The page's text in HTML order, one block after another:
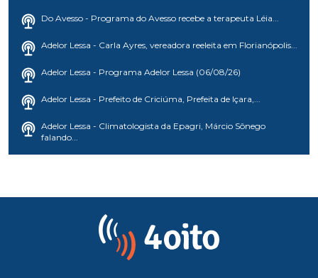
Do Avesso - Programa do Avesso recebe a terapeuta Léia...
Adelor Lessa - Carla Ayres, vereadora reeleita em Florianópolis...
Adelor Lessa - Programa Adelor Lessa (06/08/26)
Adelor Lessa - Prefeito de Criciúma, Prefeita de Içara,...
Adelor Lessa - Climatologista da Epagri, Márcio Sônego
falando...